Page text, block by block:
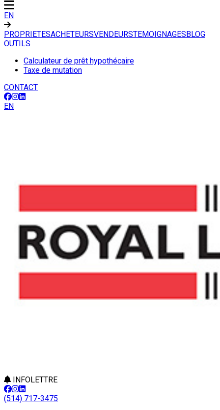
EN
PROPRIETESACHETEURSVENDEURSTEMOIGNAGESBLOG
OUTILS
Calculateur de prêt hypothécaire
Taxe de mutation
CONTACT
EN
INFOLETTRE
(514) 717-3475